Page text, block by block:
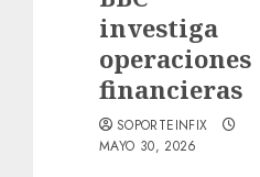
investiga
operaciones
financieras
SOPORTEINFIX
MAYO 30, 2026